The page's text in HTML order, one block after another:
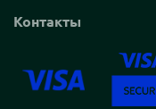
Контакты